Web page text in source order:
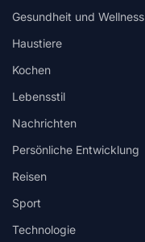
Gesundheit und Wellness
Haustiere
Kochen
Lebensstil
Nachrichten
Persönliche Entwicklung
Reisen
Sport
Technologie